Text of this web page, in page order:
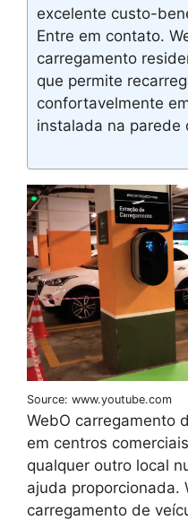
excelente custo-
Entre em contato.
carregamento
que permite
confortavelmente
instalada na parede
Source: www.youtube.com
WebO carregamento
em centros
qualquer outro local
ajuda proporcionada.
carregamento de